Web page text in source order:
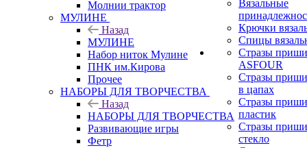
Вязальные
Крючки
Спицы
Стразы
ASFOUR
Стразы
в цапах
Стразы
пластик
Стразы
стекло
Молнии трактор
МУЛИНЕ
Назад
МУЛИНЕ
Набор ниток Мулине
ПНК им.Кирова
Прочее
НАБОРЫ ДЛЯ ТВОРЧЕСТВА
Назад
НАБОРЫ ДЛЯ ТВОРЧЕСТВА
Развивающие игры
Фетр